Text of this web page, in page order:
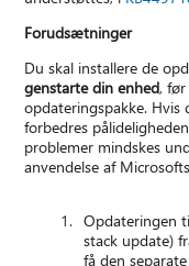
Forudsætninger
Du skal installere de
genstarte din enhed,
opdateringspakke. Hvis
forbedres
problemer mindskes
anvendelse af
Opdateringen
stack update)
få den